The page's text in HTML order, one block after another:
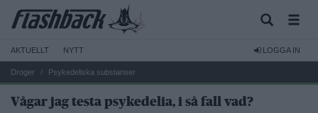
AKTUELLT NYTT LOGGA IN
Droger Psykedeliska substanser
Vågar jag testa psykedelia, i så fall vad?